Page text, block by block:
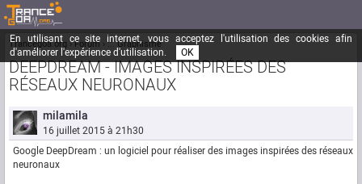
En utilisant ce site internet, vous acceptez l'utilisation des cookies afin
d'améliorer l'expérience d'utilisation.
OK
Trancegoa.org Forum ::. Graphisme
DEEPDREAM - IMAGES INSPIRÉES DES
RÉSEAUX NEURONAUX
milamila
16 juillet 2015 à 21h30
Google DeepDream : un logiciel pour réaliser des images inspirées des réseaux
neuronaux